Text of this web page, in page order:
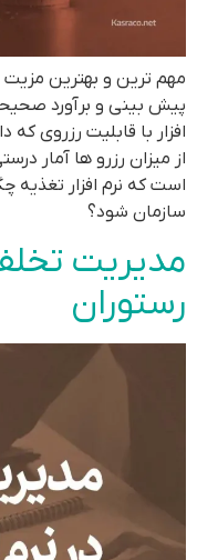
مهم ترین و بهترین مزیت
پیش بینی و برآورد
افزار با قابلیت رزروی
از میزان رزرو ها آمار
است که نرم افزار
سازمان شود؟
مدیریت
رستوران